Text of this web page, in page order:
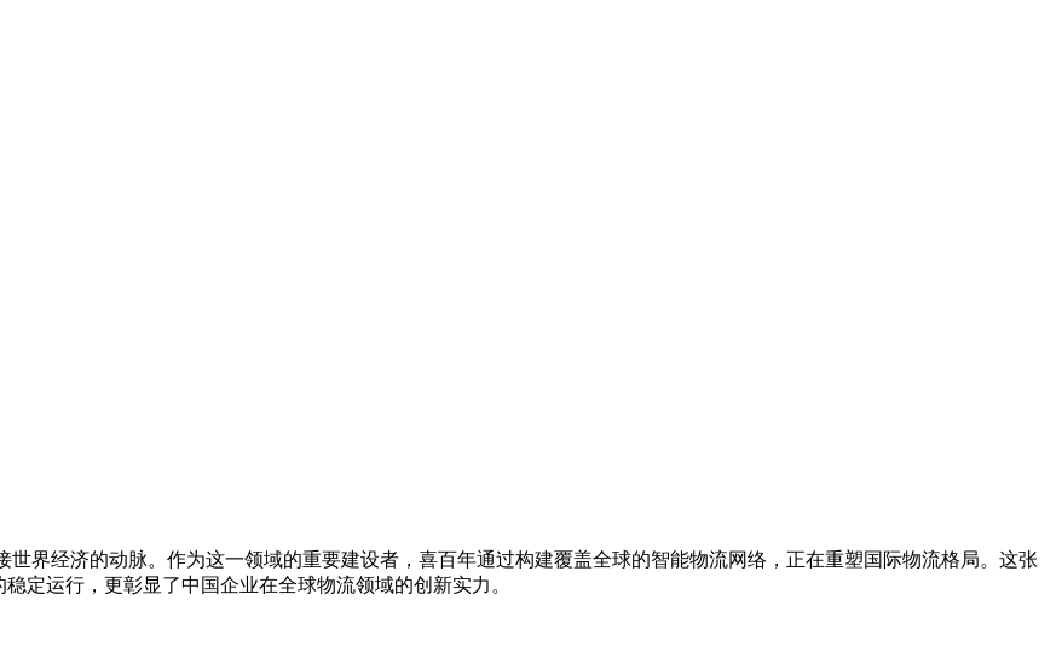
界经济的动脉。作为这一领域的重要建设者，喜百年通过构建覆盖全球的智能物流网络，正在重塑国际物流格局。这张
定运行，更彰显了中国企业在全球物流领域的创新实力。